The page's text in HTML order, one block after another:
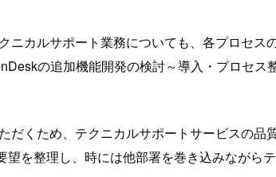
カルサポート業務についても、各プロセス
の追加機能開発の検討～導入・プロセ
だくため、テクニカルサポートサービスの品
を整理し、時には他部署を巻き込みながら